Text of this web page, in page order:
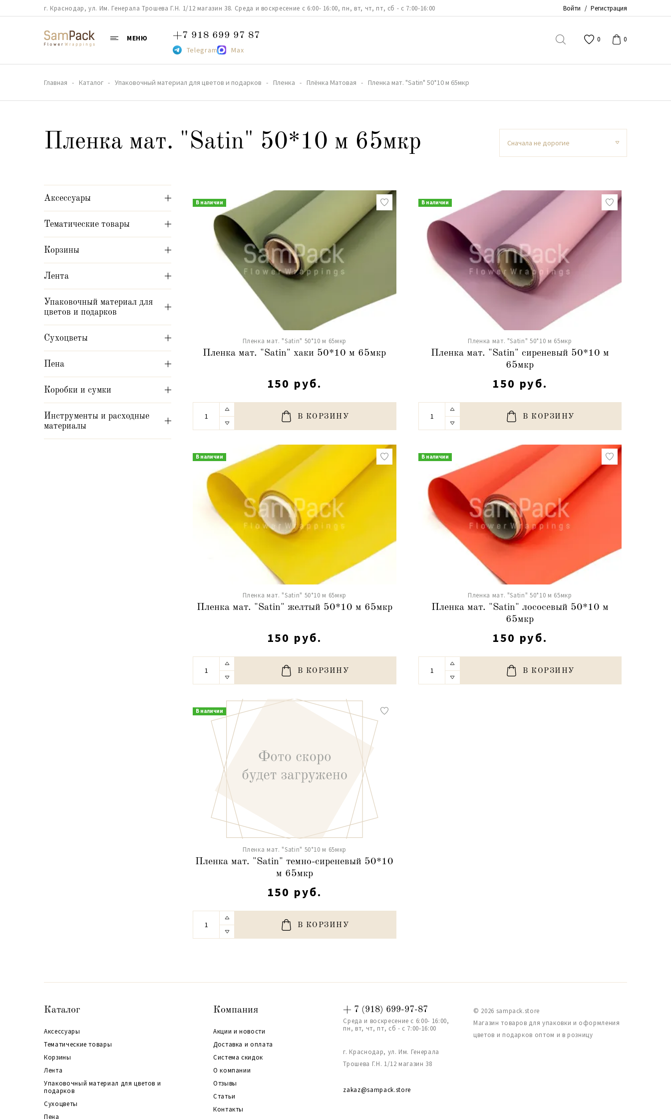
г. Краснодар, ул. Им. Генерала Трошева Г.Н. 1/12 магазин 38. Среда и воскресение с 6:00- 16:00, пн, вт, чт, пт, сб - с 7:00-16:00 Войти / Регистрация
МЕНЮ +7 918 699 97 87
Telegram Max
0 0
Главная Каталог Упаковочный материал для цветов и подарков Пленка Плёнка Матовая Пленка мат. "Satin" 50*10 м 65мкр
Пленка мат. "Satin" 50*10 м 65мкр Сначала не дорогие
Аксессуары
Тематические товары
Корзины
Лента
Упаковочный материал для
цветов и подарков
Сухоцветы
Пена
Коробки и сумки
Инструменты и расходные
материалы
В наличии
Пленка мат. "Satin" 50*10 м 65мкр
Пленка мат. "Satin" хаки 50*10 м 65мкр
150 руб.
В КОРЗИНУ
В наличии
Пленка мат. "Satin" 50*10 м 65мкр
Пленка мат. "Satin" сиреневый 50*10 м
65мкр
150 руб.
В КОРЗИНУ
В наличии
Пленка мат. "Satin" 50*10 м 65мкр
Пленка мат. "Satin" желтый 50*10 м 65мкр
150 руб.
В КОРЗИНУ
В наличии
Пленка мат. "Satin" 50*10 м 65мкр
Пленка мат. "Satin" лососевый 50*10 м
65мкр
150 руб.
В КОРЗИНУ
В наличии
Пленка мат. "Satin" 50*10 м 65мкр
Пленка мат. "Satin" темно-сиреневый 50*10
м 65мкр
150 руб.
В КОРЗИНУ
Каталог
Аксессуары
Тематические товары
Корзины
Лента
Упаковочный материал для цветов и
подарков
Сухоцветы
Пена
Компания
Акции и новости
Доставка и оплата
Система скидок
О компании
Отзывы
Статьи
Контакты
+ 7 (918) 699-97-87
Среда и воскресение с 6:00- 16:00,
пн, вт, чт, пт, сб - с 7:00-16:00
г. Краснодар, ул. Им. Генерала
Трошева Г.Н. 1/12 магазин 38
zakaz@sampack.store
© 2026 sampack.store
Магазин товаров для упаковки и оформления
цветов и подарков оптом и в розницу